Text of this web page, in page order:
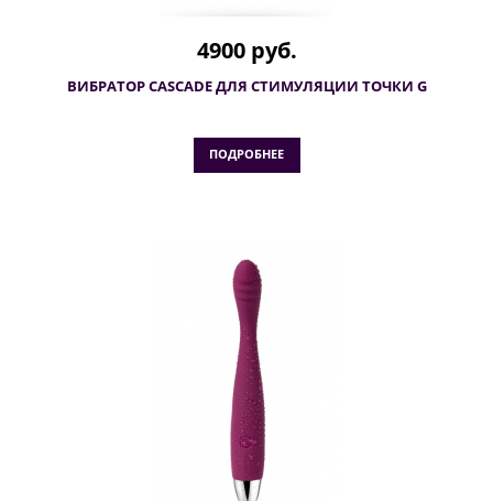
4900 руб.
ВИБРАТОР CASCADE ДЛЯ СТИМУЛЯЦИИ ТОЧКИ G
ПОДРОБНЕЕ